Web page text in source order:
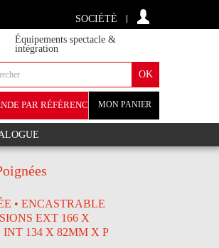
SOCIÉTÉ
Équipements spectacle &
intégration
MON PANIER
PAR RÉFÉRENCE
• ENCASTRABLE
EXT 166 X
INT 134 X 82MM X P